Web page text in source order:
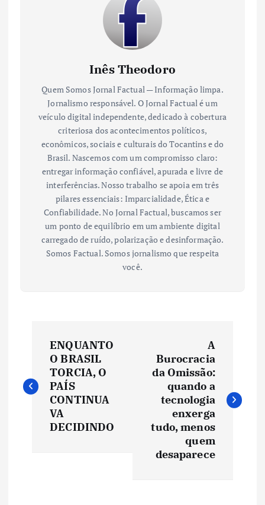
Inês Theodoro
Quem Somos Jornal Factual — Informação limpa.
Jornalismo responsável. O Jornal Factual é um
veículo digital independente, dedicado à cobertura
criteriosa dos acontecimentos políticos,
econômicos, sociais e culturais do Tocantins e do
Brasil. Nascemos com um compromisso claro:
entregar informação confiável, apurada e livre de
interferências. Nosso trabalho se apoia em três
pilares essenciais: Imparcialidade, Ética e
Confiabilidade. No Jornal Factual, buscamos ser
um ponto de equilíbrio em um ambiente digital
carregado de ruído, polarização e desinformação.
Somos Factual. Somos jornalismo que respeita
você.
v
ENQUANTO
O BRASIL
TORCIA, O
PAÍS
CONTINUA
VA
DECIDINDO
A
Burocracia
da Omissão:
quando a
tecnologia
enxerga
tudo, menos
quem
desaparece